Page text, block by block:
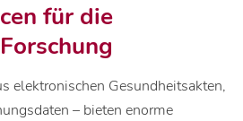
für die
elektronischen Gesundheitsakten,
– bieten enorme